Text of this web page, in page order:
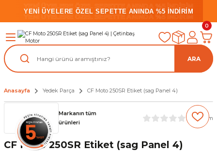
YENİ ÜYELERE ÖZEL SEPETTE ANINDA %5 İNDİRİM
YENİ ÜYELERE ÖZEL SEPETTE ANINDA %5 İNDİRİM
YENİ ÜYELERE ÖZEL SEPETTE ANINDA %5 İNDİRİM
ARA
0
Anasayfa Yedek Parça CF Moto 250SR Etiket (sag Panel 4)
Markanın tüm
ürünleri
(0) Yorum
CF Moto 250SR Etiket (sag Panel 4)